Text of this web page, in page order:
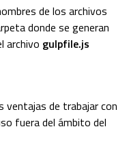
de los archivos
donde se generan
archivo gulpfile.js
ventajas de trabajar con
fuera del ámbito del